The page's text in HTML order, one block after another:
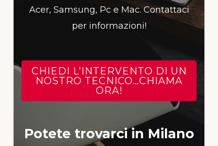
Acer, Samsung, Pc e Mac. Contattaci
per informazioni!
CHIEDI L’INTERVENTO DI UN
NOSTRO TECNICO…CHIAMA
ORA!
Potete trovarci in Milano